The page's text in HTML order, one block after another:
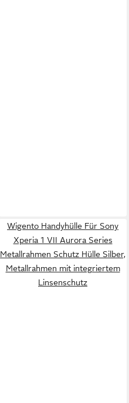
Wigento Handyhülle Für Sony
Xperia 1 VII Aurora Series
Metallrahmen Schutz Hülle Silber,
Metallrahmen mit integriertem
Linsenschutz